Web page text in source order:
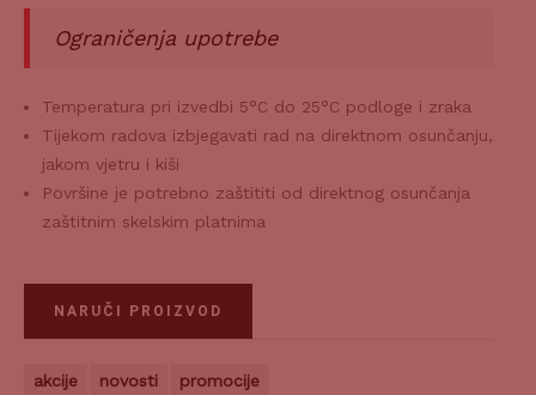
Ograničenja upotrebe
Temperatura pri izvedbi 5°C do 25°C podloge i zraka
Tijekom radova izbjegavati rad na direktnom osunčanju,
jakom vjetru i kiši
Površine je potrebno zaštititi od direktnog osunčanja
zaštitnim skelskim platnima
NARUČI PROIZVOD
akcije novosti promocije